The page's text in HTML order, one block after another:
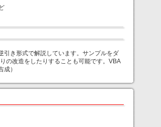
き形式で解説しています。サンプルをダ
の改造をしたりすることも可能です。VBA
）